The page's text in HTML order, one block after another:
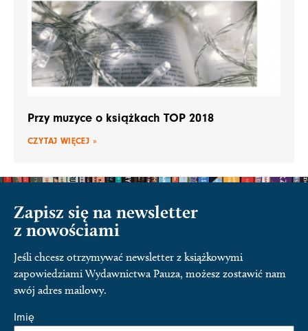
Przy muzyce o książkach TOP 2018
CZYTAJ WIĘCEJ »
Zapisz się na newsletter
z nowościami
Jeśli chcesz otrzymywać newsletter z książkowymi
zapowiedziami Wydawnictwa Pauza, możesz zostawić nam
swój adres mailowy.
Imię